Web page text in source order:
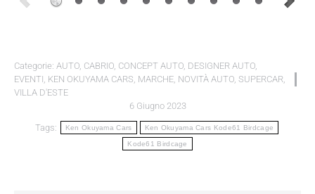
Categorie: AUTO, CABRIO, CONCEPT AUTO, DESIGNER AUTO,
EVENTI, KEN OKUYAMA CARS, MARCHE, NOVITÀ AUTO, SUPERCAR,
VILLA D'ESTE
6 Giugno 2023
Tags: Ken Okuyama Cars Ken Okuyama Cars Kode61 Birdcage
Kode61 Birdcage